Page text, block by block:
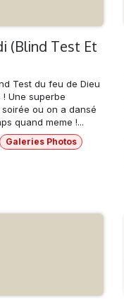
(Blind Test Et
Test du feu de Dieu
Une superbe
ou on a dansé
quand meme !...
Galeries Photos